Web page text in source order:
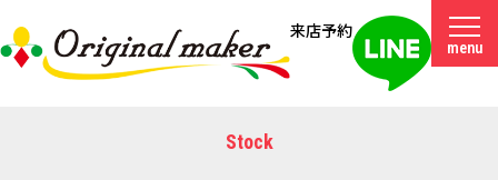
来店予約
menu
Stock